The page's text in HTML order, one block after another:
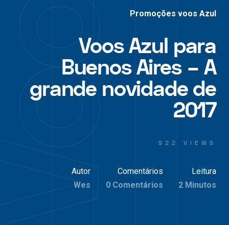
Promoções voos Azul
Voos Azul para
Buenos Aires – A
grande novidade de
2017
922 VIEWS
Autor
Wes
Comentários
0 Comentários
Leitura
2 Minutos